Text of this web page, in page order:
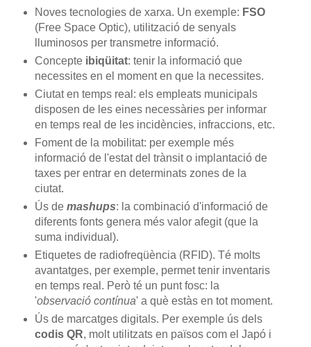
Noves tecnologies de xarxa. Un exemple: FSO
(Free Space Optic), utilització de senyals
lluminosos per transmetre informació.
Concepte ibiqüitat: tenir la informació que
necessites en el moment en que la necessites.
Ciutat en temps real: els empleats municipals
disposen de les eines necessàries per informar
en temps real de les incidències, infraccions, etc.
Foment de la mobilitat: per exemple més
informació de l'estat del trànsit o implantació de
taxes per entrar en determinats zones de la
ciutat.
Ús de mashups: la combinació d'informació de
diferents fonts genera més valor afegit (que la
suma individual).
Etiquetes de radiofreqüència (RFID). Té molts
avantatges, per exemple, permet tenir inventaris
en temps real. Però té un punt fosc: la
'observació contínua' a què estàs en tot moment.
Ús de marcatges digitals. Per exemple ús dels
codis QR, molt utilitzats en països com el Japó i